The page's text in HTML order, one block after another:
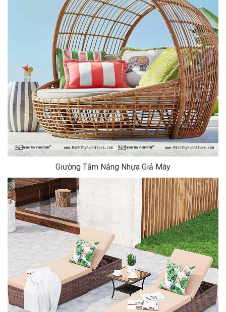
Giường Tắm Nắng Nhựa Giả Mây